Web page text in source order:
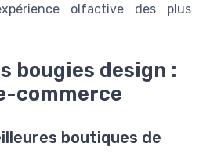
olfactive des plus
bougies design :
commerce
boutiques de